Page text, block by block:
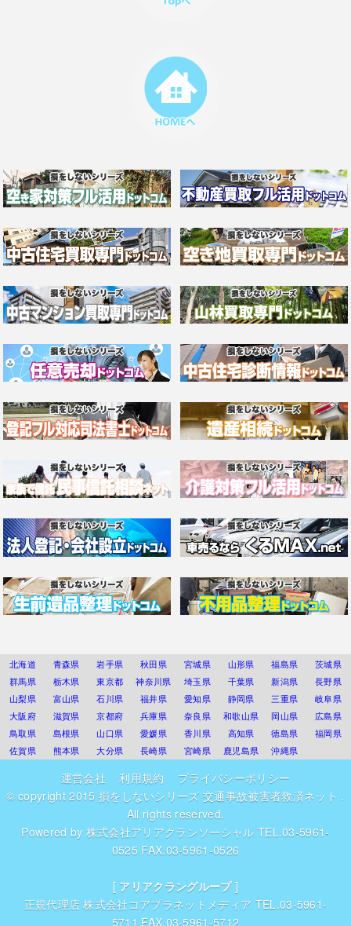
北海道 青森県 岩手県 秋田県 宮城県 山形県 福島県
茨城県
群馬県
栃木県 東京都 神奈川県 埼玉県 千葉県 新潟県
長野県
山梨県
富山県 石川県 福井県 愛知県 静岡県 三重県
岐阜県
大阪府
滋賀県 京都府 兵庫県 奈良県 和歌山県 岡山県
広島県
鳥取県
島根県 山口県 愛媛県 香川県 高知県 徳島県
福岡県
佐賀県
熊本県 大分県 長崎県 宮崎県 鹿児島県 沖縄県
運営会社 利用規約
プライバシーポリシー
© copyright 2015 損をしないシリーズ 交通事故被害者救済ネット .
All rights reserved.
Powered by 株式会社アリアクランソーシャル TEL.03-5961-
0525 FAX.03-5961-0526
[ アリアクラングループ]
正規代理店株式会社コアプラネットメディア TEL.03-5961-
5711 FAX.03-5961-5712